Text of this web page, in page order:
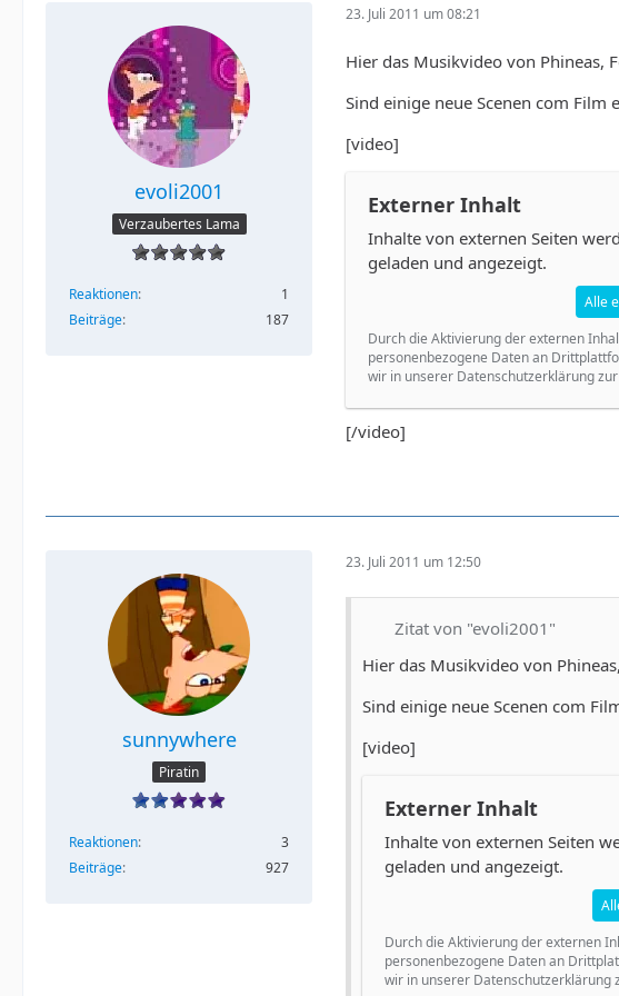
evoli2001
Verzaubertes Lama
Reaktionen
1
Beiträge
187
23. Juli 2011 um 08:21
Hier das Musikvideo von Phineas,
Sind einige neue Scenen com Film
[video]
Externer Inhalt
Inhalte von externen Seiten
geladen und angezeigt.
Alle
Durch die Aktivierung der externen
personenbezogene Daten an
wir in unserer Datenschutzerklärung
[/video]
sunnywhere
Piratin
Reaktionen
3
Beiträge
927
23. Juli 2011 um 12:50
Zitat von "evoli2001"
Hier das Musikvideo von
Sind einige neue Scenen com
[video]
Externer Inhalt
Inhalte von externen Seiten
geladen und angezeigt.
Durch die Aktivierung der externen
personenbezogene Daten an
wir in unserer Datenschutzerklärung